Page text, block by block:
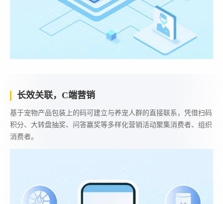
长效关联，C端营销
基于宠物产品包装上的码可建立与养宠人群的直接联系，凭借扫码
积分、大转盘抽奖、问答赢奖等多样化营销活动聚集消费者、组织
消费者。